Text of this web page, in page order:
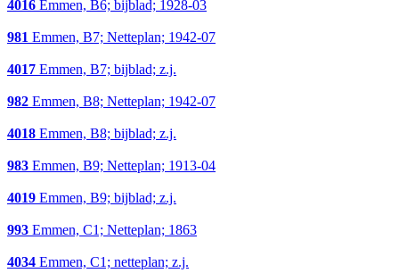
4016 Emmen, B6; bijblad; 1928-03
981 Emmen, B7; Netteplan; 1942-07
4017 Emmen, B7; bijblad; z.j.
982 Emmen, B8; Netteplan; 1942-07
4018 Emmen, B8; bijblad; z.j.
983 Emmen, B9; Netteplan; 1913-04
4019 Emmen, B9; bijblad; z.j.
993 Emmen, C1; Netteplan; 1863
4034 Emmen, C1; netteplan; z.j.